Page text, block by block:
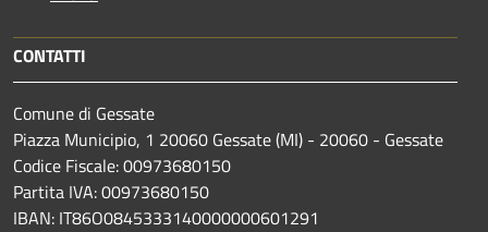
CONTATTI
Comune di Gessate
Piazza Municipio, 1 20060 Gessate (MI) - 20060 - Gessate
Codice Fiscale: 00973680150
Partita IVA: 00973680150
IBAN: IT86O0845333140000000601291